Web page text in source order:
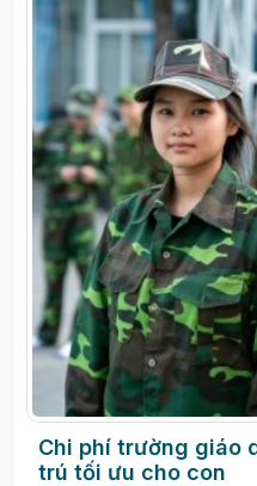
Chi phí trường giáo
trú tối ưu cho con